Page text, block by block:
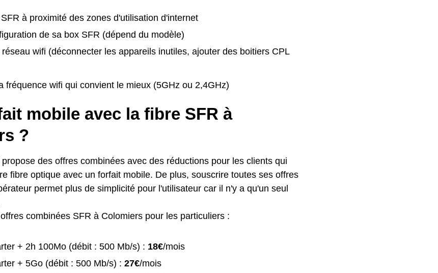
à proximité des zones d'utilisation d'internet
de sa box SFR (dépend du modèle)
wifi (déconnecter les appareils inutiles, ajouter des boitiers CPL
fréquence wifi qui convient le mieux (5GHz ou 2,4GHz)
mobile avec la fibre SFR à
?
des offres combinées avec des réductions pour les clients qui
fibre optique avec un forfait mobile. De plus, souscrire toutes ses offres
permet plus de simplicité pour l'utilisateur car il n'y a qu'un seul
combinées SFR à Colomiers pour les particuliers :
+ 2h 100Mo (débit : 500 Mb/s) : 18€/mois
+ 5Go (débit : 500 Mb/s) : 27€/mois